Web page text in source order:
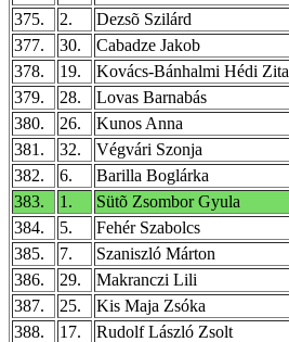
375.
2. Dezsõ Szilárd
377.
30. Cabadze Jakob
378.
19. Kovács-Bánhalmi Hédi Zita
379.
28. Lovas Barnabás
380.
26. Kunos Anna
381.
32. Végvári Szonja
382.
6. Barilla Boglárka
383.
1. Sütõ Zsombor Gyula
384.
5. Fehér Szabolcs
385.
7. Szaniszló Márton
386.
29. Makranczi Lili
387.
25. Kis Maja Zsóka
388.
17. Rudolf László Zsolt